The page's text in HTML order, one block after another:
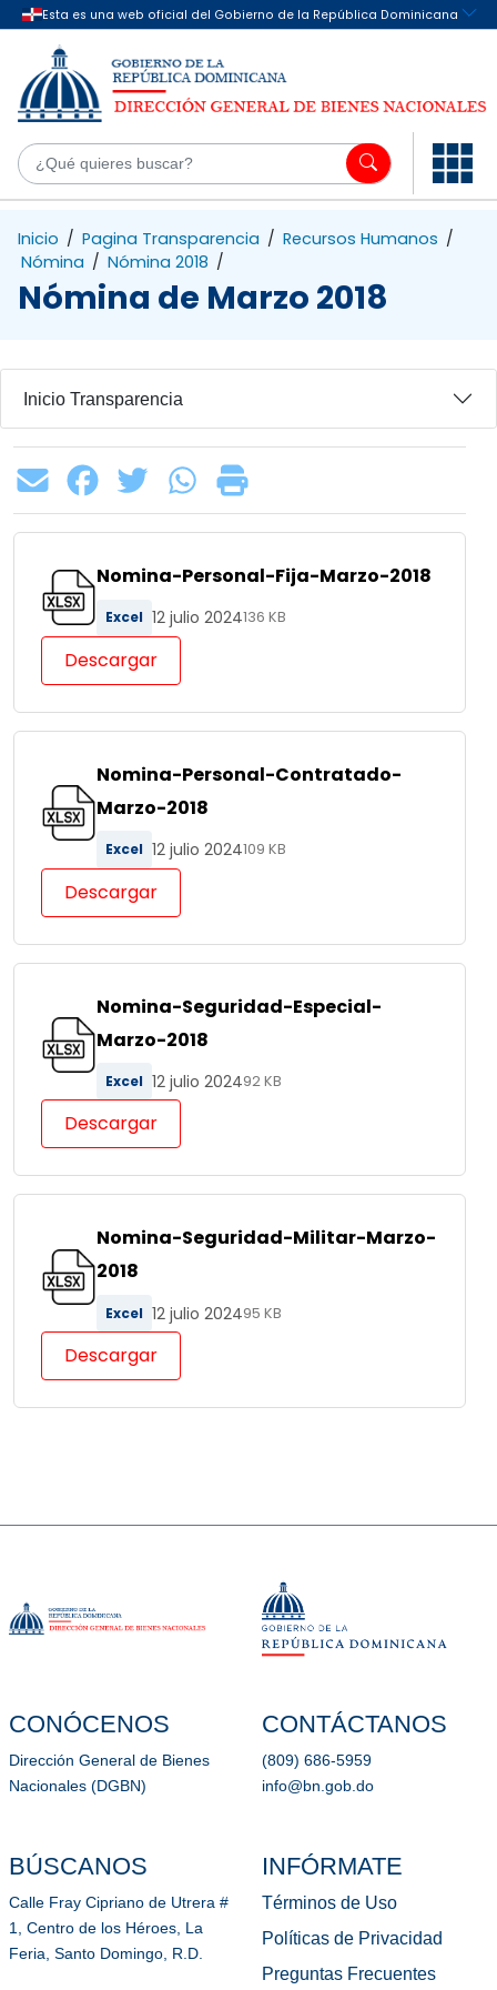
Saltar al contenido principal
Inicio / Pagina Transparencia / Recursos Humanos /
Nómina / Nómina 2018 /
Nómina de Marzo 2018
Inicio Transparencia
Nomina-Personal-Fija-Marzo-2018
Excel 12 julio 2024136 KB
Descargar
Nomina-Personal-Contratado-
Marzo-2018
Excel 12 julio 2024109 KB
Descargar
Nomina-Seguridad-Especial-
Marzo-2018
Excel 12 julio 202492 KB
Descargar
Nomina-Seguridad-Militar-Marzo-
2018
Excel 12 julio 202495 KB
Descargar
CONÓCENOS
Dirección General de Bienes
Nacionales (DGBN)
BÚSCANOS
Calle Fray Cipriano de Utrera #
1, Centro de los Héroes, La
Feria, Santo Domingo, R.D.
CONTÁCTANOS
(809) 686-5959
info@bn.gob.do
INFÓRMATE
Términos de Uso
Políticas de Privacidad
Preguntas Frecuentes